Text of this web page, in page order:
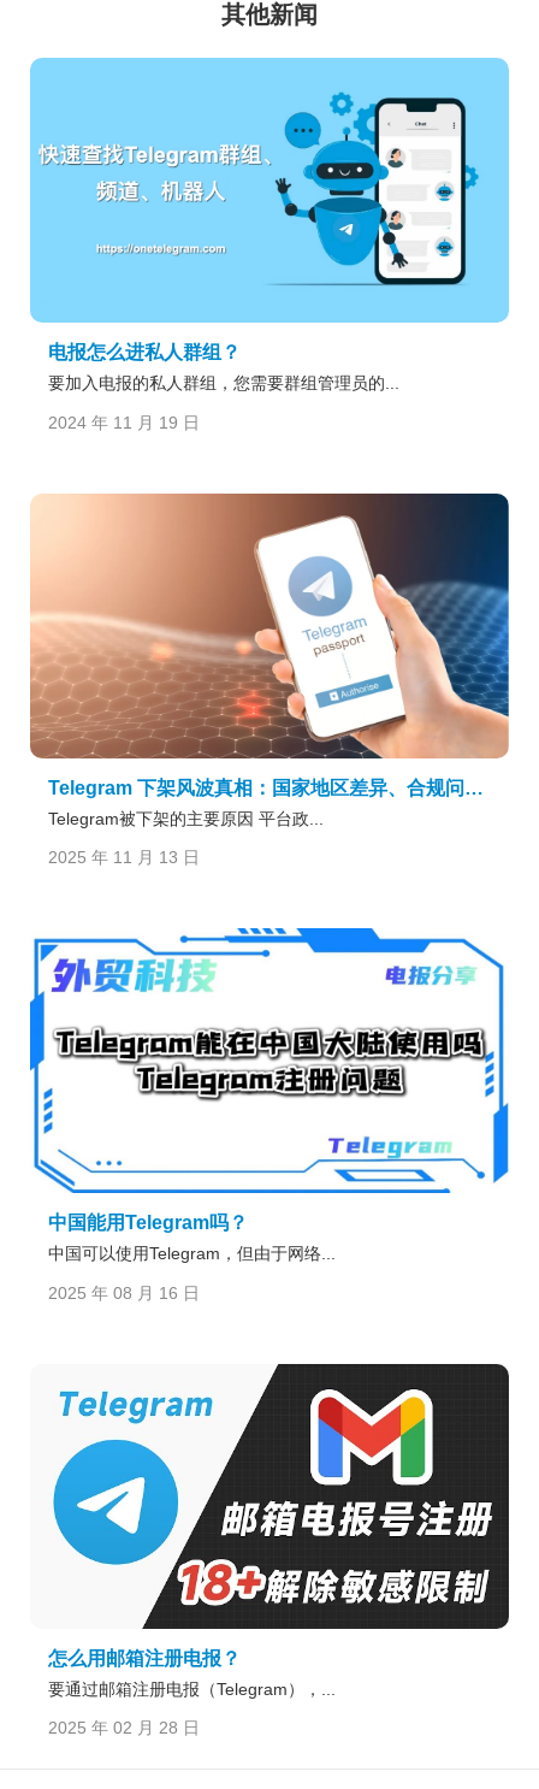
其他新闻
电报怎么进私人群组？
要加入电报的私人群组，您需要群组管理员的...
2024 年 11 月 19 日
Telegram 下架风波真相：国家地区差异、合规问题与可行替代路径
Telegram被下架的主要原因 平台政...
2025 年 11 月 13 日
中国能用Telegram吗？
中国可以使用Telegram，但由于网络...
2025 年 08 月 16 日
怎么用邮箱注册电报？
要通过邮箱注册电报（Telegram），...
2025 年 02 月 28 日